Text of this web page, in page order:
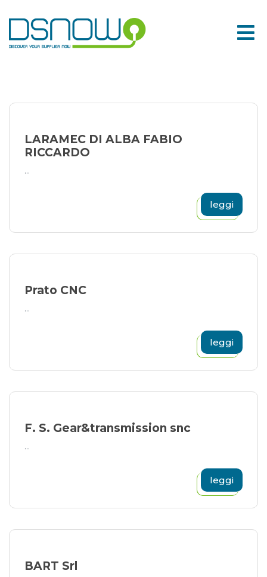
to
content
LARAMEC DI ALBA FABIO
RICCARDO
...
leggi
Prato CNC
...
leggi
F. S. Gear&transmission snc
...
leggi
BART Srl